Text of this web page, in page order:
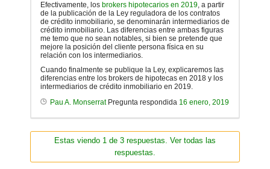
Efectivamente, los brokers hipotecarios en 2019, a partir
de la publicación de la Ley reguladora de los contratos
de crédito inmobiliario, se denominarán intermediarios de
crédito inmobiliario. Las diferencias entre ambas figuras
me temo que no sean notables, si bien se pretende que
mejore la posición del cliente persona física en su
relación con los intermediarios.
Cuando finalmente se publique la Ley, explicaremos las
diferencias entre los brokers de hipotecas en 2018 y los
intermediarios de crédito inmobiliario en 2019.
Pau A. MonserratPregunta respondida 16 enero, 2019
Estas viendo 1 de 3 respuestas. Ver todas las
respuestas.